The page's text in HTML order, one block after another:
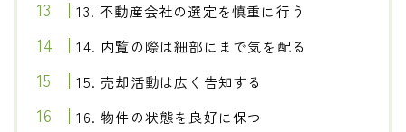
13. 不動産会社の選定を慎重に行う
14. 内覧の際は細部にまで気を配る
15. 売却活動は広く告知する
16. 物件の状態を良好に保つ